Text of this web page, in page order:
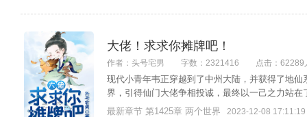
大佬！求求你摊牌吧！
作者：头号宅男 字数：2321416 点击：62289
现代小青年韦正穿越到了中州大陆，并获得了地
界，引得仙门大佬争相投诚，最终以一己之力站在
最新章节 第1425章 两个世界
2023-12-08 17:11:19